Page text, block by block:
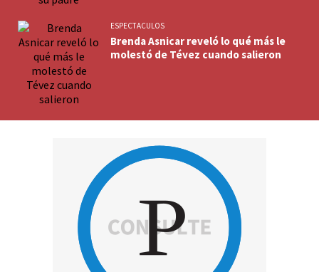
ESPECTACULOS
Brenda Asnicar reveló lo qué más le
molestó de Tévez cuando salieron